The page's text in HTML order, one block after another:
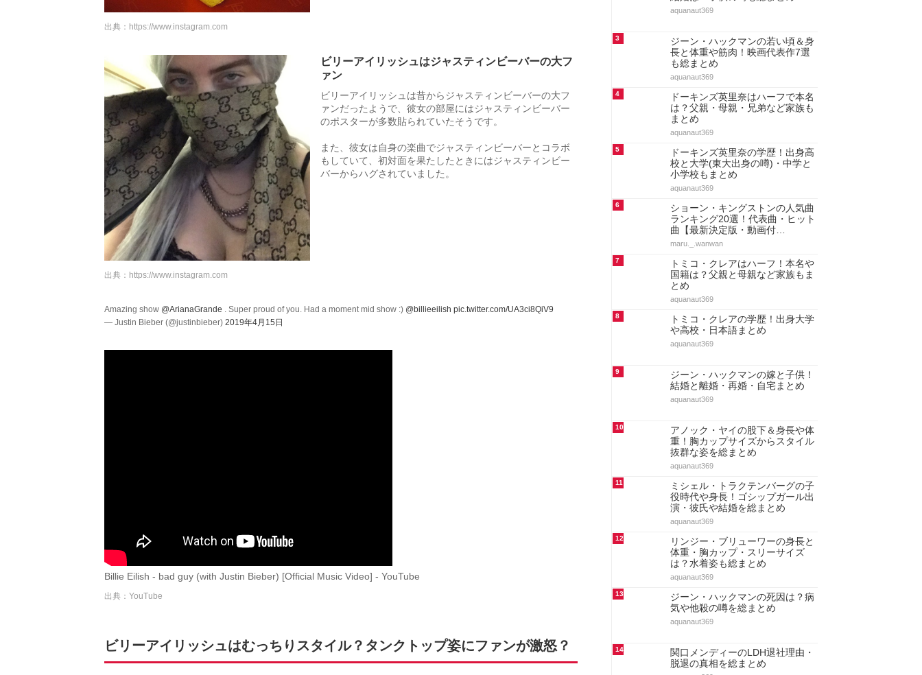
出典： https://www.instagram.com
ビリーアイリッシュはジャスティンビーバーの大フ
ァン
ビリーアイリッシュは昔からジャスティンビーバーの大フ
ァンだったようで、彼女の部屋にはジャスティンビーバー
のポスターが多数貼られていたそうです。
また、彼女は自身の楽曲でジャスティンビーバーとコラボ
もしていて、初対面を果たしたときにはジャスティンビー
バーからハグされていました。
出典： https://www.instagram.com
Amazing show @ArianaGrande . Super proud of you. Had a moment mid show :) @billieeilish pic.twitter.com/UA3ci8QiV9
— Justin Bieber (@justinbieber) 2019年4月15日
Billie Eilish - bad guy (with Justin Bieber) [Official Music Video] - YouTube
出典：YouTube
ビリーアイリッシュはむっちりスタイル？タンクトップ姿にファンが激怒？
aquanaut369
3
ジーン・ハックマンの若い頃＆身
長と体重や筋肉！映画代表作7選
も総まとめ
aquanaut369
4
ドーキンズ英里奈はハーフで本名
は？父親・母親・兄弟など家族も
まとめ
aquanaut369
5
ドーキンズ英里奈の学歴！出身高
校と大学(東大出身の噂)・中学と
小学校もまとめ
aquanaut369
6
ショーン・キングストンの人気曲
ランキング20選！代表曲・ヒット
曲【最新決定版・動画付…
maru._.wanwan
7
トミコ・クレアはハーフ！本名や
国籍は？父親と母親など家族もま
とめ
aquanaut369
8
トミコ・クレアの学歴！出身大学
や高校・日本語まとめ
aquanaut369
9
ジーン・ハックマンの嫁と子供！
結婚と離婚・再婚・自宅まとめ
aquanaut369
10
アノック・ヤイの股下＆身長や体
重！胸カップサイズからスタイル
抜群な姿を総まとめ
aquanaut369
11
ミシェル・トラクテンバーグの子
役時代や身長！ゴシップガール出
演・彼氏や結婚を総まとめ
aquanaut369
12
リンジー・ブリューワーの身長と
体重・胸カップ・スリーサイズ
は？水着姿も総まとめ
aquanaut369
13
ジーン・ハックマンの死因は？病
気や他殺の噂を総まとめ
aquanaut369
14
関口メンディーのLDH退社理由・
脱退の真相を総まとめ